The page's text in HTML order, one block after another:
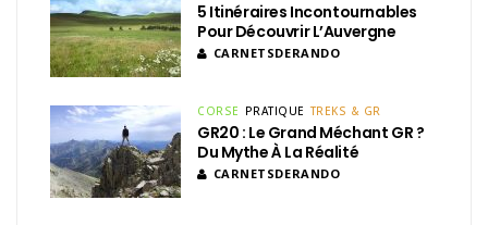
5 Itinéraires Incontournables
Pour Découvrir L’Auvergne
CARNETSDERANDO
CORSE PRATIQUE TREKS & GR
GR20 : Le Grand Méchant GR ?
Du Mythe À La Réalité
CARNETSDERANDO